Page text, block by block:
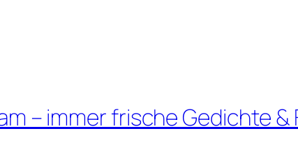
– immer frische Gedichte &